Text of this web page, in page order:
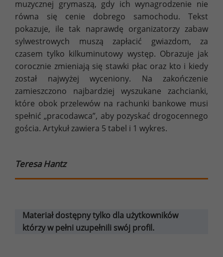
muzycznej grymaszą, gdy ich wynagrodzenie nie
równa się cenie dobrego samochodu. Tekst
pokazuje, ile tak naprawdę organizatorzy zabaw
sylwestrowych muszą zapłacić gwiazdom, za
czasem tylko kilkuminutowy występ. Obrazuje jak
corocznie zmieniają się stawki płac oraz kto i kiedy
został najwyżej wyceniony. Na zakończenie
zamieszczono najbardziej wyszukane zachcianki,
które obok przelewów na rachunki bankowe musi
spełnić „pracodawca”, aby pozyskać drogocennego
gościa. Artykuł zawiera 5 tabel i 1 wykres.
Teresa Hantz
Materiał dostępny tylko dla użytkowników
którzy w pełni uzupełnili swój profil.